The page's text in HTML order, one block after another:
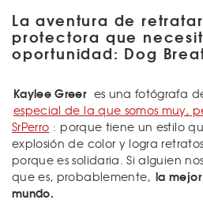
La aventura de
protectora que
oportunidad: Dog
Kaylee Greer es una fotógrafa
especial de la que somos muy,
SrPerro : porque tiene un estilo
explosión de color y logra
porque es solidaria. Si alguien
que es, probablemente, la
mundo.